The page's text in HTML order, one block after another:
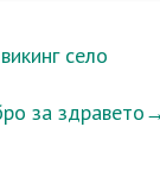
село
за здравето